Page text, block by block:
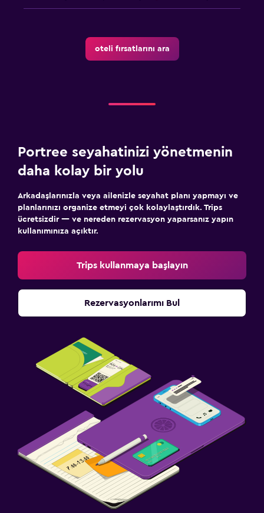
oteli fırsatlarını ara
Portree seyahatinizi yönetmenin
daha kolay bir yolu
Arkadaşlarınızla veya ailenizle seyahat planı yapmayı ve
planlarınızı organize etmeyi çok kolaylaştırdık. Trips
ücretsizdir — ve nereden rezervasyon yaparsanız yapın
kullanımınıza açıktır.
Trips kullanmaya başlayın
Rezervasyonlarımı Bul